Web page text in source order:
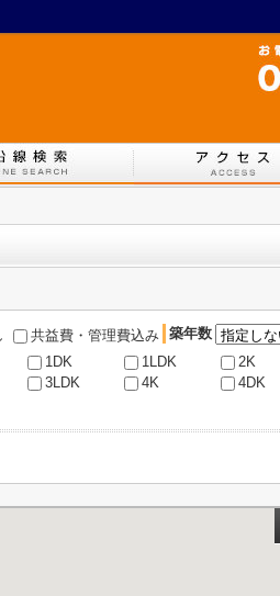
共益費・管理費込み 築年数
1DK 1LDK 2K
3LDK 4K 4DK